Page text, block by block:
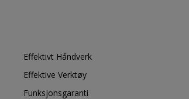
Effektivt Håndverk
Effektive Verktøy
Funksjonsgaranti